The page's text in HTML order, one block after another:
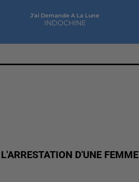
J'ai Demande A La Lune
INDOCHINE
D'UNE FEMME